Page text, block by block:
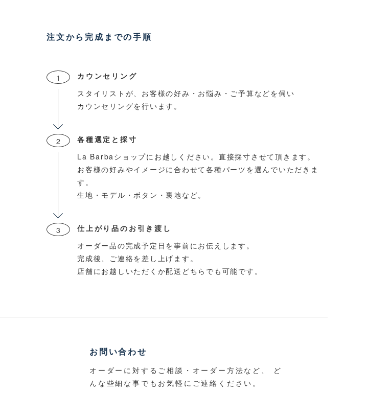
注文から完成までの手順
1
カウンセリング
スタイリストが、お客様の好み・お悩み・ご予算などを伺い
カウンセリングを行います。
2
各種選定と採寸
La Barbaショップにお越しください。 直接採寸させて頂きます。
お客様の好みやイメージに合わせて各種パーツを選んでいただきま
す。
生地・モデル・ボタン・裏地など。
3
仕上がり品のお引き渡し
オーダー品の完成予定日を事前にお伝えします。
完成後、ご連絡を差し上げます。
店舗にお越しいただくか配送どちらでも可能です。
お問い合わせ
オーダーに対するご相談・オーダー方法など、 ど
んな些細な事でもお気軽にご連絡ください。